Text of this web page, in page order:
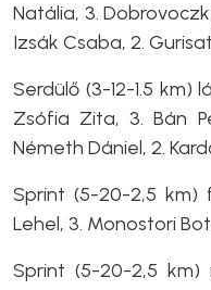
Natália, 3.
Izsák Csaba, 2.
Serdülő (3-12-1.5 km)
Zsófia Zita, 3. Bán
Németh Dániel, 2.
Sprint (5-20-2,5 km)
Lehel, 3. Monostori
Sprint (5-20-2,5 km)